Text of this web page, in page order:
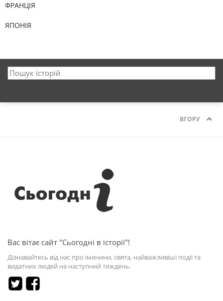
ФРАНЦІЯ
ЯПОНІЯ
ВГОРУ
Вас вітає сайт "Сьогодні в історії"!
Дізнавайтесь від нас про іменини, свята, найважливіші події та
видатних людей на наступний тиждень.